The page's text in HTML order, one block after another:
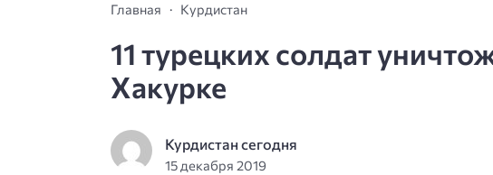
Главная Курдистан
11 турецких солдат
Хакурке
Курдистан сегодня
15 декабря 2019